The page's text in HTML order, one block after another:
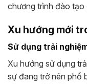
chương trình đào
Xu hướng mới
Sử dụng trải
Xu hướng sử dụng
sự đang trở nên phổ